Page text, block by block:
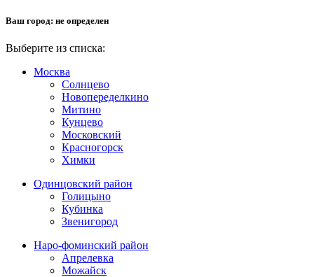
Ваш город: не определен
Выберите из списка:
Москва
Солнцево
Новопеределкино
Митино
Кунцево
Московский
Красногорск
Химки
Одинцовский район
Голицыно
Кубинка
Звенигород
Наро-фоминский район
Апрелевка
Можайск